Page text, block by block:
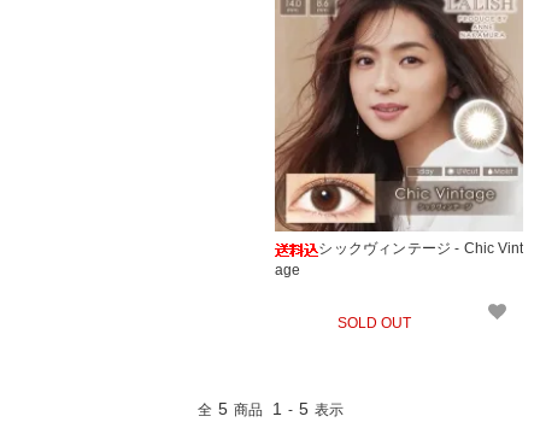
シックヴィンテージ - Chic Vint
age
SOLD OUT
全 5 商品 1 - 5 表示